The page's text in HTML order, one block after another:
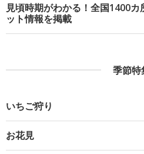
見頃時期がわかる！全国1400
ット情報を掲載
季節特
いちご狩り
お花見